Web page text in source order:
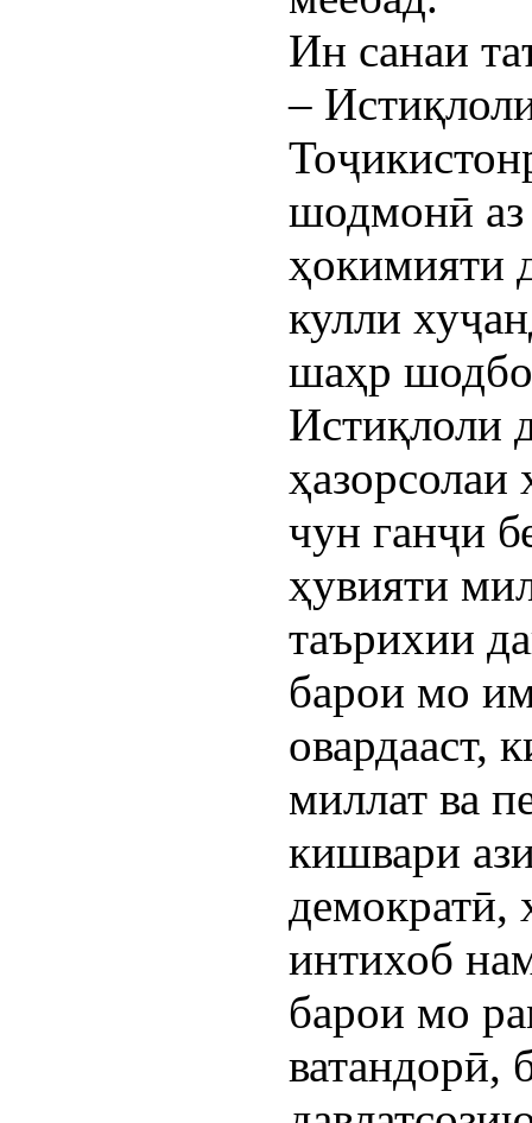
Ин санаи
–
шодмонӣ
ҳокимияти
кулли
шаҳр
Истиқлоли
ҳазорсолаи
чун ганҷи
ҳувияти
таърихии
барои мо
овардааст,
миллат ва
кишвари
демократӣ,
интихоб
барои мо
ватандорӣ,